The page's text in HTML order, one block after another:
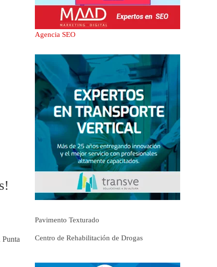
Agencia SEO
Pavimento Texturado
Centro de Rehabilitación de Drogas